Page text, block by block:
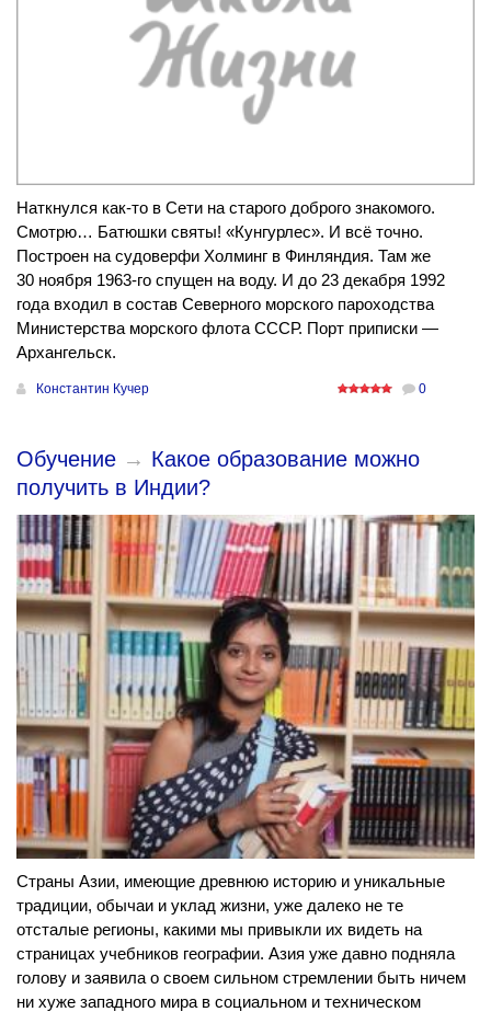
Наткнулся как-то в Сети на старого доброго знакомого.
Смотрю… Батюшки святы! «Кунгурлес». И всё точно.
Построен на судоверфи Холминг в Финляндия. Там же
30 ноября 1963-го спущен на воду. И до 23 декабря 1992
года входил в состав Северного морского пароходства
Министерства морского флота СССР. Порт приписки —
Архангельск.
Константин Кучер 0
Обучение → Какое образование можно
получить в Индии?
Страны Азии, имеющие древнюю историю и уникальные
традиции, обычаи и уклад жизни, уже далеко не те
отсталые регионы, какими мы привыкли их видеть на
страницах учебников географии. Азия уже давно подняла
голову и заявила о своем сильном стремлении быть ничем
ни хуже западного мира в социальном и техническом